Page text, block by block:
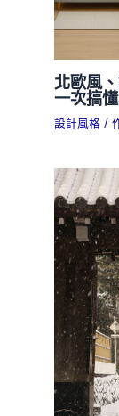
北歐風
一次搞
設計風格 /